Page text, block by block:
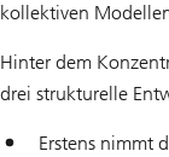
kollektiven
Hinter dem
drei strukturelle
Erstens nimmt